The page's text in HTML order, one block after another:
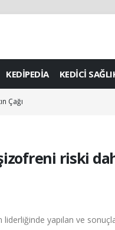
KEDİPEDİA KEDİCİ
Çağı
riski
yapılan ve